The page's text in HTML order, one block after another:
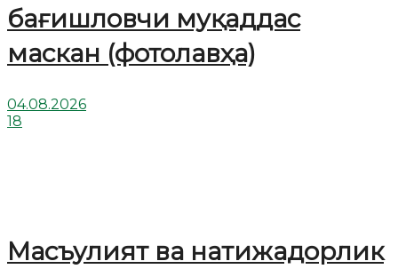
бағишловчи муқаддас
маскан (фотолавҳа)
04.08.2026
18
Масъулият ва натижадорлик